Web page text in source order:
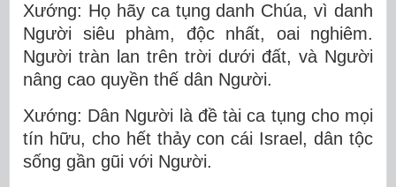
Xướng: Họ hãy ca tụng danh Chúa, vì danh
Người siêu phàm, độc nhất, oai nghiêm.
Người tràn lan trên trời dưới đất, và Người
nâng cao quyền thế dân Người.
Xướng: Dân Người là đề tài ca tụng cho mọi
tín hữu, cho hết thảy con cái Israel, dân tộc
sống gần gũi với Người.